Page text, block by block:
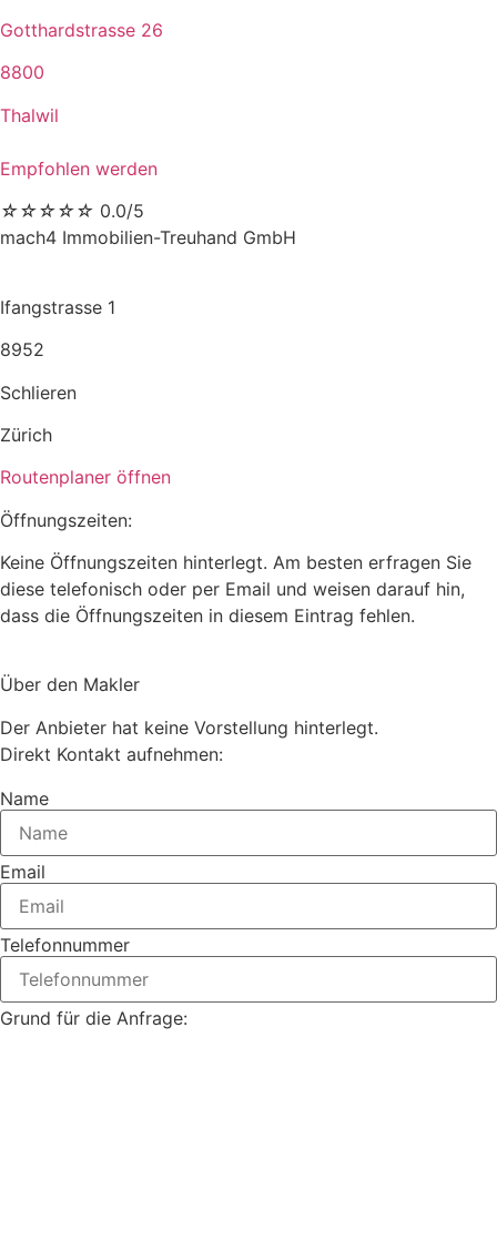
Gotthardstrasse 26
8800
Thalwil
Empfohlen werden
☆☆☆☆☆ 0.0/5
mach4 Immobilien-Treuhand GmbH
Ifangstrasse 1
8952
Schlieren
Zürich
Routenplaner öffnen
Öffnungszeiten:
Keine Öffnungszeiten hinterlegt. Am besten erfragen Sie
diese telefonisch oder per Email und weisen darauf hin,
dass die Öffnungszeiten in diesem Eintrag fehlen.
Über den Makler
Der Anbieter hat keine Vorstellung hinterlegt.
Direkt Kontakt aufnehmen:
Name
Email
Telefonnummer
Grund für die Anfrage: